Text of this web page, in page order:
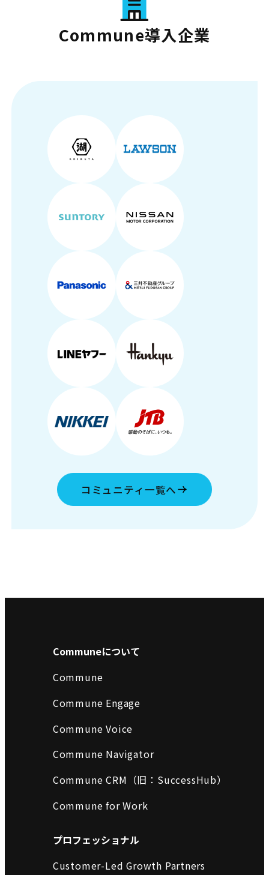
Commune導入企業
コミュニティ一覧へ
Communeについて
Commune
Commune Engage
Commune Voice
Commune Navigator
Commune CRM（旧：SuccessHub）
Commune for Work
プロフェッショナル
Customer-Led Growth Partners